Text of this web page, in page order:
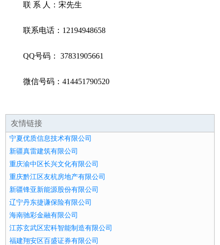
联 系 人：宋先生
联系电话：12194948658
QQ号码： 37831905661
微信号码：414451790520
友情链接
宁夏优质信息技术有限公司
新疆真雷建筑有限公司
重庆渝中区长兴文化有限公司
重庆黔江区友杭房地产有限公司
新疆锋亚新能源股份有限公司
辽宁丹东捷谦保险有限公司
海南驰彩金融有限公司
江苏玄武区宏科智能制造有限公司
福建翔安区百盛证券有限公司